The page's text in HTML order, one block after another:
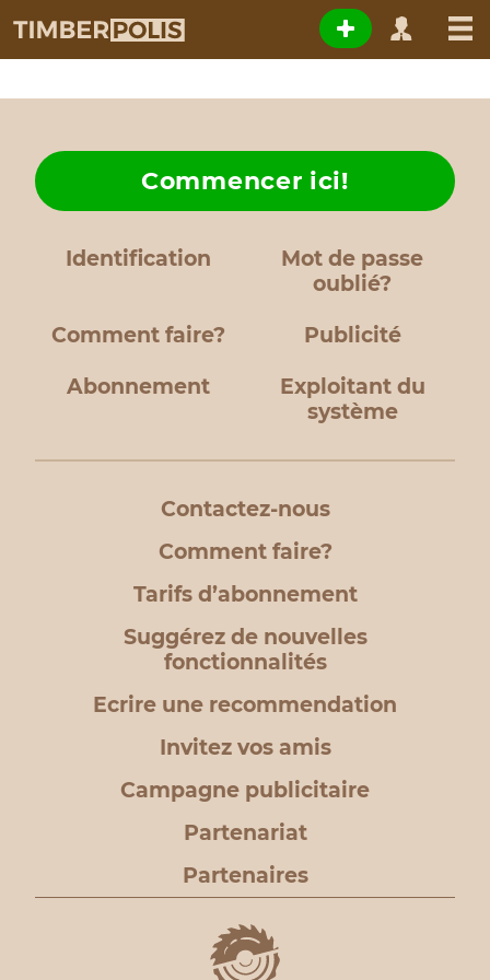
Identification
Mot de passe
oublié?
Comment faire?
Commencer ici!
Publicité
Abonnement
Exploitant du
système
Contactez-nous
Comment faire?
Tarifs d’abonnement
Suggérez de nouvelles
fonctionnalités
Ecrire une recommendation
Invitez vos amis
Campagne publicitaire
Partenariat
Partenaires